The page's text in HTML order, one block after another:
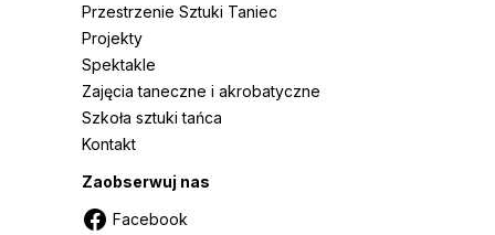
Przestrzenie Sztuki Taniec
Projekty
Spektakle
Zajęcia taneczne i akrobatyczne
Szkoła sztuki tańca
Kontakt
Zaobserwuj nas
Facebook